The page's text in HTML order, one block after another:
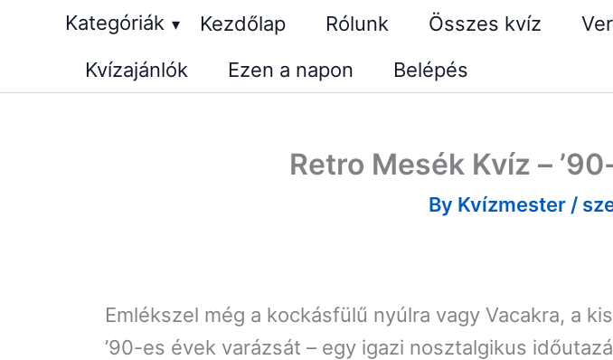
Kategóriák ▾ Kezdőlap Rólunk Összes kvíz
Kvízajánlók
Ezen a napon Belépés
Retro Mesék Kvíz –
By Kvízmester /
Emlékszel még a kockásfülű nyúlra vagy Vacakra, a
’90-es évek varázsát – egy igazi nosztalgikus